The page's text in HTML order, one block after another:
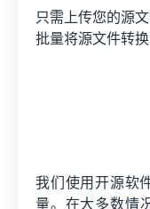
只需上传您的源
批量将源文件转
我们使用开源软